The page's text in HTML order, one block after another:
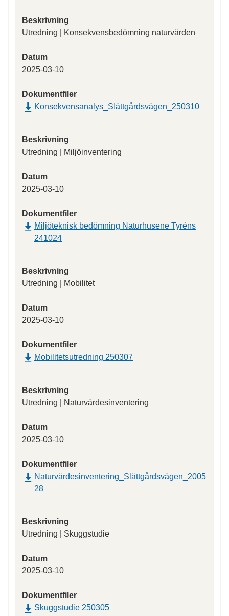
Beskrivning
Utredning | Konsekvensbedömning naturvärden
Datum
2025-03-10
Dokumentfiler
Konsekvensanalys_Slättgårdsvägen_250310
Beskrivning
Utredning | Miljöinventering
Datum
2025-03-10
Dokumentfiler
Miljöteknisk bedömning Naturhusene Tyréns
241024
Beskrivning
Utredning | Mobilitet
Datum
2025-03-10
Dokumentfiler
Mobilitetsutredning 250307
Beskrivning
Utredning | Naturvärdesinventering
Datum
2025-03-10
Dokumentfiler
Naturvärdesinventering_Slättgårdsvägen_2005
28
Beskrivning
Utredning | Skuggstudie
Datum
2025-03-10
Dokumentfiler
Skuggstudie 250305